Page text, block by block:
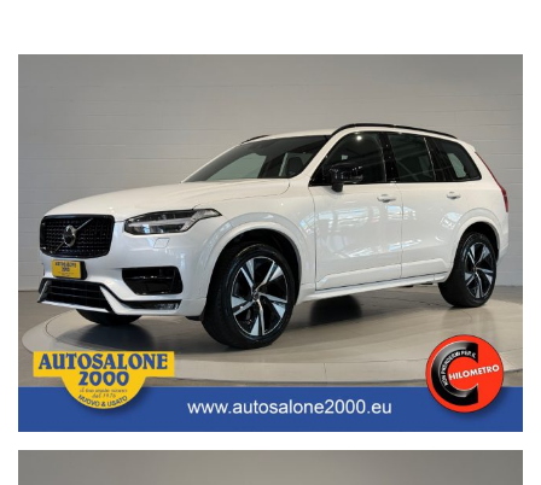
(privati/ditte individuali/società);
• Garanzia assicurativa estensibile fino a 3 anni senza limite di
Segui Autosalone 2000 srl e leggi le recensioni che descrivono
l’esperienza dei nostri clienti:
• www.autosalone2000.eu dove potrai trovare l’intero parco auto
aggiornato, maggiori foto e info per ogni singola vettura, i nostri
servizi e la nostra storia dal 1976 ad oggi.
• Facebook / Instagram aggiornato con nuovi arrivi, descrizioni delle
attività e l’album fotografico delle consegne, ovvero il momento più
emozionante immortalato con i nostri clienti.